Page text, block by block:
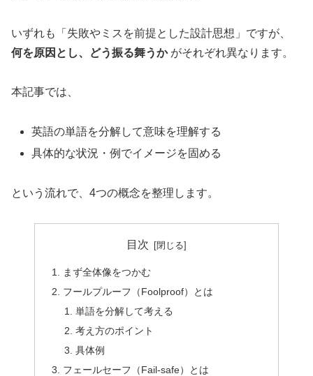
いずれも「失敗やミスを前提とした設計思想」ですが、
何を原因とし、どう振る舞うかがそれぞれ異なります。
本記事では、
英語の単語を分解して意味を理解する
具体的な状況・例でイメージを固める
という流れで、4つの概念を整理します。
目次
まず全体像をつかむ
フールプルーフ（Foolproof）とは
単語を分解して考える
考え方のポイント
具体例
フェールセーフ（Fail-safe）とは